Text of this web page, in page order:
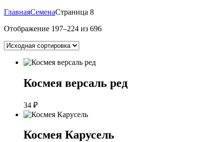
ГлавнаяСеменаСтраница 8
Отображение 197–224 из 696
Космея версаль ред
34 ₽
Космея Карусель